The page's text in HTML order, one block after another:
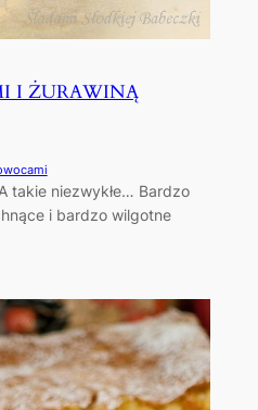
I ŻURAWINĄ
takie niezwykłe… Bardzo
i bardzo wilgotne